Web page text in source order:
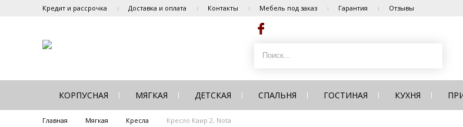
Кредит и рассрочка Доставка и оплата Контакты Мебель под заказ Гарантия Отзывы
КОРПУСНАЯ МЯГКАЯ ДЕТСКАЯ СПАЛЬНЯ ГОСТИНАЯ КУХНЯ
Главная Мягкая Кресла Кресло Каир 2, Nota